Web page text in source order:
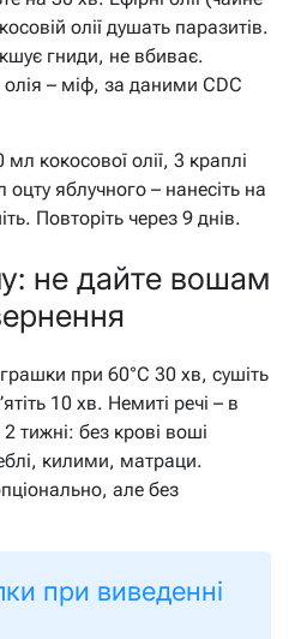
олії душать паразитів.
гниди, не вбиває.
– міф, за даними CDC
кокосової олії, 3 краплі
яблучного – нанесіть на
Повторіть через 9 днів.
не дайте вошам
при 60°C 30 хв, сушіть
10 хв. Немиті речі – в
тижні: без крові воші
килими, матраци.
але без
при виведенні